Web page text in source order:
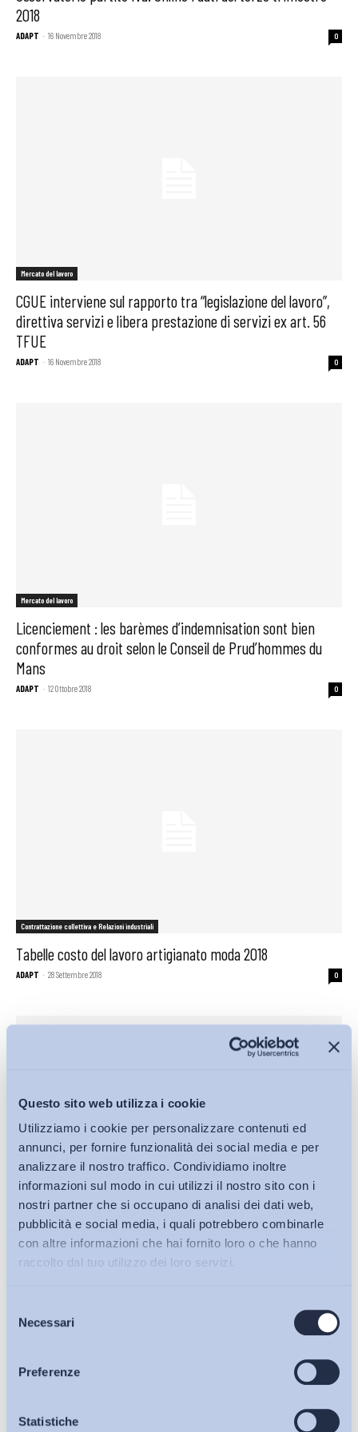
Questo sito web utilizza i cookie
Utilizziamo i cookie per personalizzare contenuti ed
annunci, per fornire funzionalità dei social media e per
analizzare il nostro traffico. Condividiamo inoltre
informazioni sul modo in cui utilizzi il nostro sito con i
nostri partner che si occupano di analisi dei dati web,
pubblicità e social media, i quali potrebbero combinarle
con altre informazioni che hai fornito loro o che hanno
raccolto dal tuo utilizzo dei loro servizi.
delNecessari
Preferenze
Statistiche
Bollettini ADAPT
Articoli
Osservatori
2018
ADAPT - 16 Novembre 2018 0
Mercato del lavoro
CGUE interviene sul rapporto tra “legislazione del lavoro”,
direttiva servizi e libera prestazione di servizi ex art. 56
TFUE
ADAPT - 16 Novembre 2018 0
Mercato del lavoro
Licenciement : les barèmes d’indemnisation sont bien
conformes au droit selon le Conseil de Prud’hommes du
Mans
ADAPT - 12 Ottobre 2018 0
Contrattazione collettiva e Relazioni industriali
Tabelle costo del lavoro artigianato moda 2018
ADAPT - 28 Settembre 2018 0
Mercato del lavoro
Illegittimo il criterio di determinazione dell’indennità di
licenziamento